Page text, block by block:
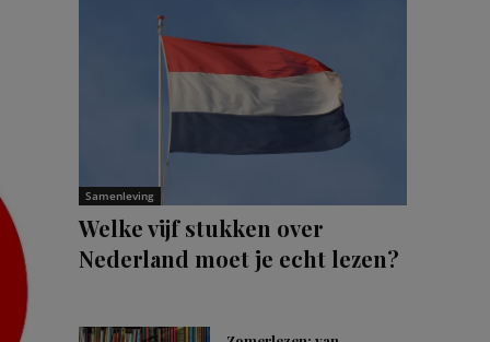
Samenleving
Welke vijf stukken over
Nederland moet je echt lezen?